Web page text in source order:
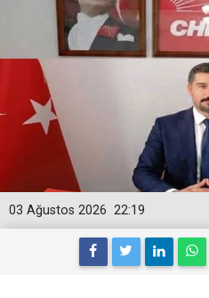
22:19
03 Ağustos 2026